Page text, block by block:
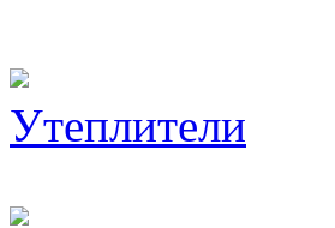
Утеплители